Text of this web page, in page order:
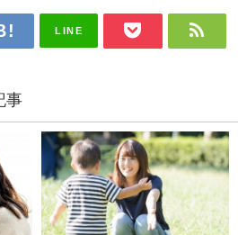
LINE
事